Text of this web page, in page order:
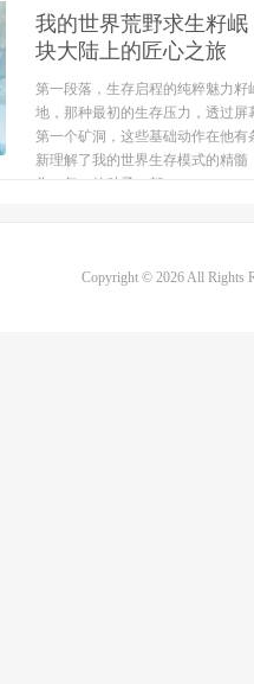
我的世界荒野求生籽
块大陆上的匠心之旅
第一段落，生存启程的纯粹魅力
地，那种最初的生存压力，透过
第一个矿洞，这些基础动作在他
新理解了我的世界生存模式的精
头，每一粒种子，都...
Copyright © 2026 All Rights